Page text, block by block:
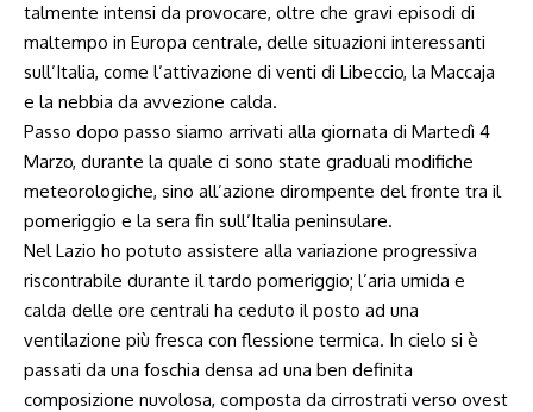
talmente intensi da provocare, oltre che gravi episodi di
maltempo in Europa centrale, delle situazioni interessanti
sull’Italia, come l’attivazione di venti di Libeccio, la Maccaja
e la nebbia da avvezione calda.
Passo dopo passo siamo arrivati alla giornata di Martedì 4
Marzo, durante la quale ci sono state graduali modifiche
meteorologiche, sino all’azione dirompente del fronte tra il
pomeriggio e la sera fin sull’Italia peninsulare.
Nel Lazio ho potuto assistere alla variazione progressiva
riscontrabile durante il tardo pomeriggio; l’aria umida e
calda delle ore centrali ha ceduto il posto ad una
ventilazione più fresca con flessione termica. In cielo si è
passati da una foschia densa ad una ben definita
composizione nuvolosa, composta da cirrostrati verso ovest